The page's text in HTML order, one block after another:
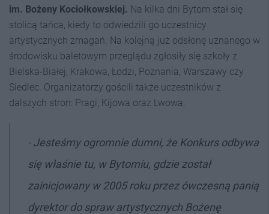
im. Bożeny Kociołkowskiej. Na kilka dni Bytom stał się
stolicą tańca, kiedy to odwiedzili go uczestnicy
artystycznych zmagań. Na kolejną już odsłonę uznanego w
środowisku baletowym przeglądu zgłosiły się szkoły z
Bielska-Białej, Krakowa, Łodzi, Poznania, Warszawy czy
Siedlec. Organizatorzy gościli także uczestników z
dalszych stron: Pragi, Kijowa oraz Lwowa.
- Jesteśmy ogromnie dumni, że Konkurs odbywa
się właśnie tu, w Bytomiu, gdzie został
zainicjowany w 2005 roku przez ówczesną panią
dyrektor do spraw artystycznych Bożenę